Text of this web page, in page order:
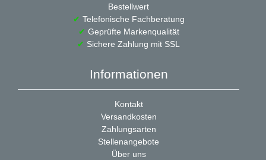
Bestellwert
✔ Telefonische Fachberatung
✔ Geprüfte Markenqualität
✔ Sichere Zahlung mit SSL
Informationen
Kontakt
Versandkosten
Zahlungsarten
Stellenangebote
Über uns